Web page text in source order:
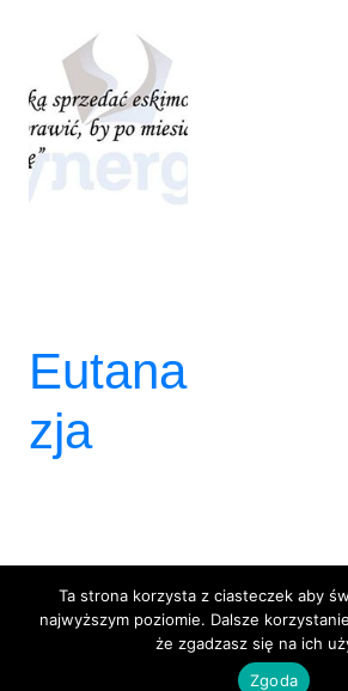
Eutana
zja
BlackBox 3City
Dumnie wspierane przez
Ta strona korzysta z ciasteczek aby
najwyższym poziomie. Dalsze
że zgadzasz się na ich
Zgoda